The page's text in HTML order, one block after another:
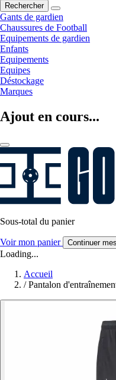
Rechercher
Gants de gardien
Chaussures de Football
Equipements de gardien
Enfants
Equipements
Equipes
Déstockage
Marques
Ajout en cours...
Sous-total du panier
Voir mon panier Continuer
Loading...
Accueil
/ Pantalon